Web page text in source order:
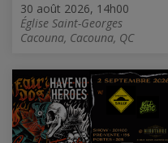
30 août 2026, 14h00
Église Saint-Georges
Cacouna, Cacouna, QC